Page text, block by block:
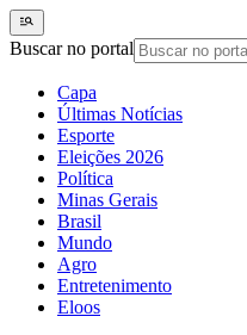
Buscar no portal
Capa
Últimas Notícias
Esporte
Eleições 2026
Política
Minas Gerais
Brasil
Mundo
Agro
Entretenimento
Eloos